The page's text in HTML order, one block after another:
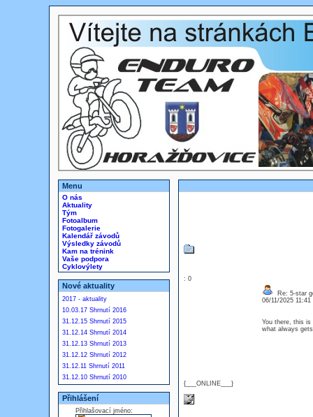
Menu
O nás
Aktuality
Tým
Fotoalbum
Fotogalerie
Kalendář závodů
Výsledky závodů
Kam na trénink
Vaše podpora
Cyklovýlety
Nové aktuality
2017 - aktuality
10.03.17 Shrnutí 2016
31.12.15 Shrnutí 2015
31.12.14 Shrnutí 2014
31.12.13 Shrnutí 2013
31.12.12 Shrnutí 2012
31.12.11 Shrnutí 2011
31.12.10 Shrnutí 2010
Přihlášení
Přihlašovací jméno:
: 0
{___ONLINE___}
Re: 5-star
06/11/2025 11:41
You there, this
what always